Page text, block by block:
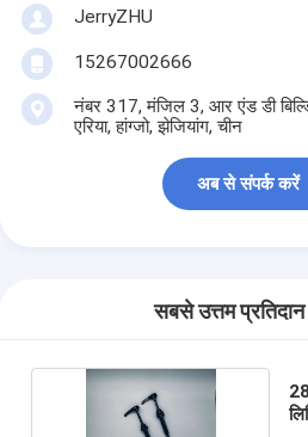
JerryZHU
15267002666
नंबर 317, मंजिल 3, आर एंड डी
एरिया, हांग्जो, झेजियांग, चीन
अब से संपर्क करें
सबसे उत्तम प्रतिदान